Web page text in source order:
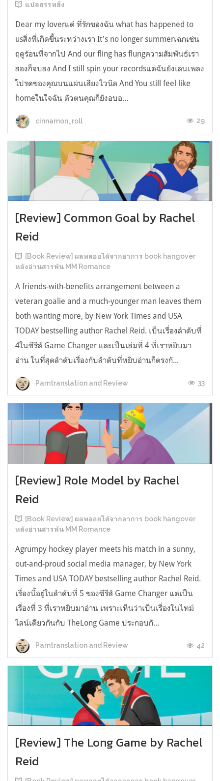
แปลสรรพสิ่ง
Dear my loverแด่ ที่รักของฉัน what has happened to
usสิ่งที่เกิดขึ้นระหว่างเรา It's no longer summerเฉกเช่น
ฤดูร้อนที่จากไป And our fling has flungความสัมพันธ์เรา
สองก็จบลง And I still spin your recordsแต่ฉันยังเล่นเพลง
โปรดของคุณบนแผ่นเสียงไวนิล And You still feel like
homeในใจฉัน ตัวตนคุณก็ยังอบอ...
cinnamon_roll 29
[Review] Common Goal by Rachel
Reid
[Book Review] ผลพลอยได้จากอาการ book hangover
หลังอ่านสารพัน MM Romance
A friends-with-benefits arrangement between a
veteran goalie and a much-younger man leaves them
both wanting more, by New York Times and USA
TODAY bestselling author Rachel Reid. เป็นเรื่องลำดับที่
4ในซีรีส์ Game Changer และเป็นเล่มที่ 4 ที่เราหยิบมา
อ่าน ในที่สุดลำดับเรื่องกับลำดับที่หยิบอ่านก็ตรงกั...
Parntranslation and Review 33
[Review] Role Model by Rachel
Reid
[Book Review] ผลพลอยได้จากอาการ book hangover
หลังอ่านสารพัน MM Romance
Agrumpy hockey player meets his match in a sunny,
out-and-proud social media manager, by New York
Times and USA TODAY bestselling author Rachel Reid.
เรื่องนี้อยู่ในลำดับที่ 5 ของซีรีส์ Game Changer แต่เป็น
เรื่องที่ 3 ที่เราหยิบมาอ่าน เพราะเห็นว่าเป็นเรื่องในไทม์
ไลน์เดียวกันกับ TheLong Game ประกอบกั...
Parntranslation and Review 42
[Review] The Long Game by Rachel
Reid